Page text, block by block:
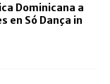
Dominicana a
en Só Dança in